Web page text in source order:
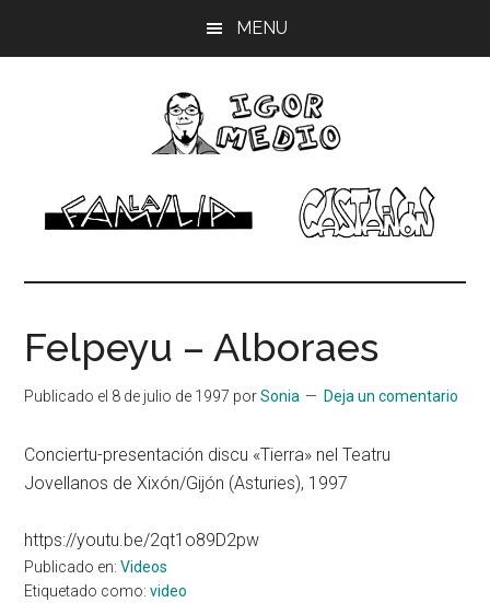
MENU
Igor
Medio
dibujante
Felpeyu – Alboraes
Publicado el 8 de julio de 1997 porSonia Deja un comentario
Conciertu-presentación discu «Tierra» nel Teatru
Jovellanos de Xixón/Gijón (Asturies), 1997
https://youtu.be/2qt1o89D2pw
Publicado en:Videos
Etiquetado como:video